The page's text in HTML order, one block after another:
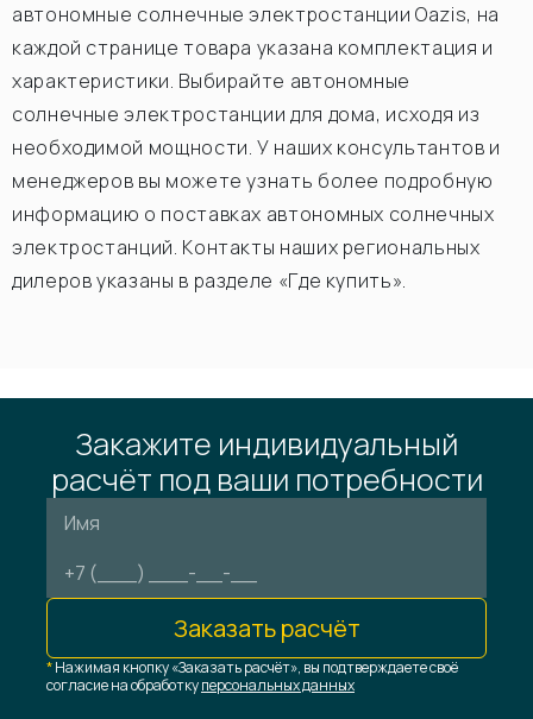
автономные солнечные электростанции Oazis, на
каждой странице товара указана комплектация и
характеристики. Выбирайте автономные
солнечные электростанции для дома, исходя из
необходимой мощности. У наших консультантов и
менеджеров вы можете узнать более подробную
информацию о поставках автономных солнечных
электростанций. Контакты наших региональных
дилеров указаны в разделе «Где купить».
Закажите индивидуальный
расчёт под ваши потребности
Заказать расчёт
*Нажимая кнопку «Заказать расчёт», вы подтверждаете своё
согласие на обработкуперсональных данных